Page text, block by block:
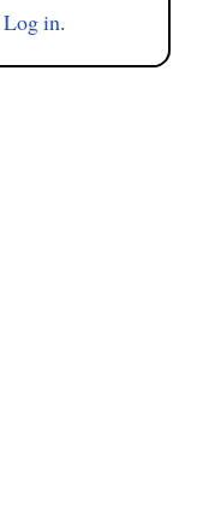
Log in.